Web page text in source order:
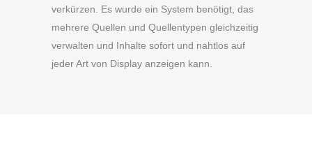
verkürzen. Es wurde ein System benötigt, das
mehrere Quellen und Quellentypen gleichzeitig
verwalten und Inhalte sofort und nahtlos auf
jeder Art von Display anzeigen kann.